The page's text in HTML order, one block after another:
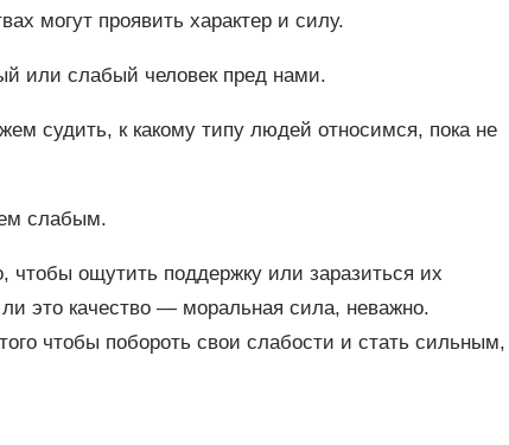
могут проявить характер и силу.
или слабый человек пред нами.
судить, к какому типу людей относимся, пока не
слабым.
ощутить поддержку или заразиться их
это качество ― моральная сила, неважно.
чтобы побороть свои слабости и стать сильным,